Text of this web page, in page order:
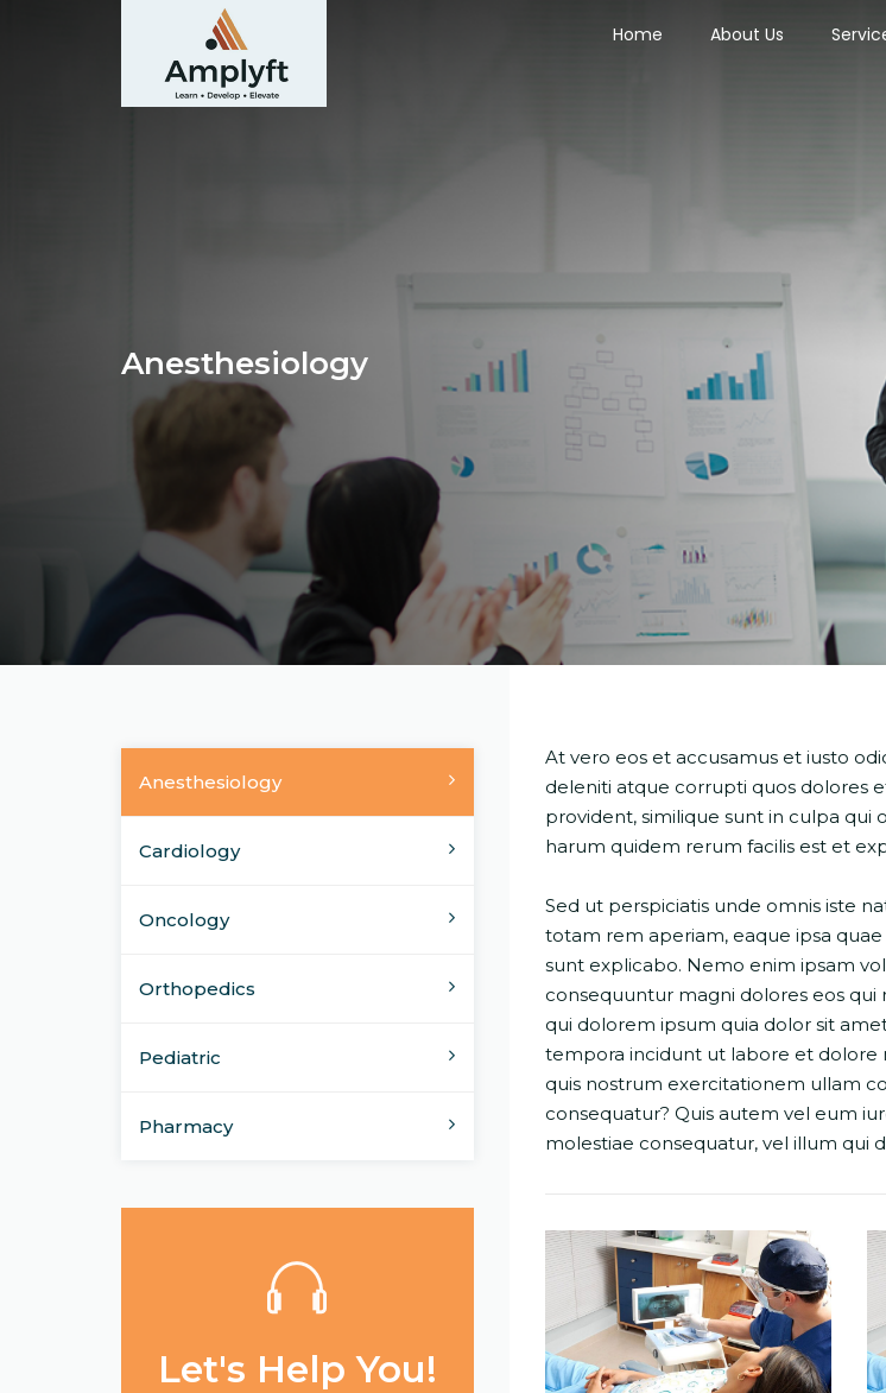
Home About Us
Anesthesiology
At vero eos et accusamus et iusto
deleniti atque corrupti quos dolores
provident, similique sunt in culpa qui
harum quidem rerum facilis est et
Sed ut perspiciatis unde omnis iste
totam rem aperiam, eaque ipsa
sunt explicabo. Nemo enim ipsam
consequuntur magni dolores eos
qui dolorem ipsum quia dolor sit
tempora incidunt ut labore et dolore
quis nostrum exercitationem ullam
consequatur? Quis autem vel eum
molestiae consequatur, vel illum qui
Anesthesiology
Cardiology
Oncology
Orthopedics
Pediatric
Pharmacy
Let's Help You!